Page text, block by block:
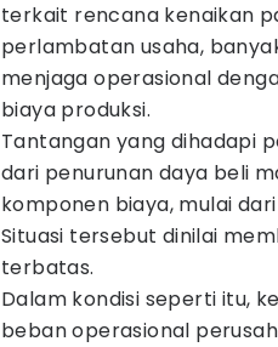
terkait rencana kenaikan
perlambatan usaha,
menjaga operasional
biaya produksi.
Tantangan yang dihadapi
dari penurunan daya beli
komponen biaya, mulai
Situasi tersebut dinilai
terbatas.
Dalam kondisi seperti itu,
beban operasional